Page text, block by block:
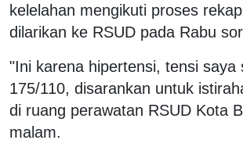
kelelahan mengikuti proses
dilarikan ke RSUD pada Rabu
"Ini karena hipertensi, tensi saya
175/110, disarankan untuk
di ruang perawatan RSUD Kota
malam.